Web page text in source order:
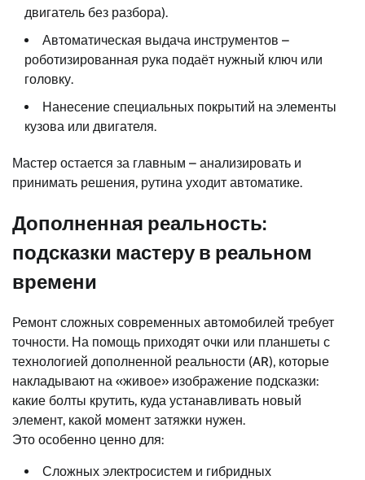
двигатель без разбора).
Автоматическая выдача инструментов –
роботизированная рука подаёт нужный ключ или
головку.
Нанесение специальных покрытий на элементы
кузова или двигателя.
Мастер остается за главным – анализировать и
принимать решения, рутина уходит автоматике.
Дополненная реальность:
подсказки мастеру в реальном
времени
Ремонт сложных современных автомобилей требует
точности. На помощь приходят очки или планшеты с
технологией дополненной реальности (AR), которые
накладывают на «живое» изображение подсказки:
какие болты крутить, куда устанавливать новый
элемент, какой момент затяжки нужен.
Это особенно ценно для:
Сложных электросистем и гибридных